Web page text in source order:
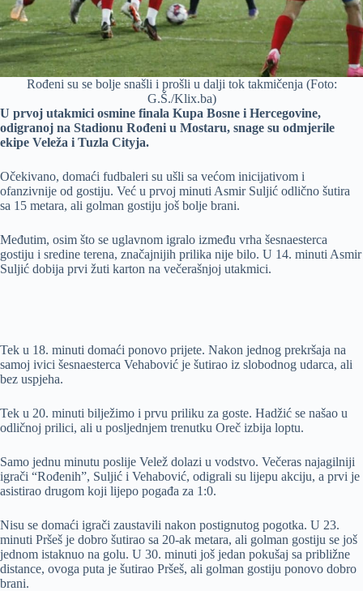
Rođeni su se bolje snašli i prošli u dalji tok takmičenja (Foto:
G.Š./Klix.ba)
U prvoj utakmici osmine finala Kupa Bosne i Hercegovine,
odigranoj na Stadionu Rođeni u Mostaru, snage su odmjerile
ekipe Veleža i Tuzla Cityja.
Očekivano, domaći fudbaleri su ušli sa većom inicijativom i
ofanzivnije od gostiju. Već u prvoj minuti Asmir Suljić odlično šutira
sa 15 metara, ali golman gostiju još bolje brani.
Međutim, osim što se uglavnom igralo između vrha šesnaesterca
gostiju i sredine terena, značajnijih prilika nije bilo. U 14. minuti Asmir
Suljić dobija prvi žuti karton na večerašnjoj utakmici.
Tek u 18. minuti domaći ponovo prijete. Nakon jednog prekršaja na
samoj ivici šesnaesterca Vehabović je šutirao iz slobodnog udarca, ali
bez uspjeha.
Tek u 20. minuti bilježimo i prvu priliku za goste. Hadžić se našao u
odličnoj prilici, ali u posljednjem trenutku Oreč izbija loptu.
Samo jednu minutu poslije Velež dolazi u vodstvo. Večeras najagilniji
igrači “Rođenih”, Suljić i Vehabović, odigrali su lijepu akciju, a prvi je
asistirao drugom koji lijepo pogađa za 1:0.
Nisu se domaći igrači zaustavili nakon postignutog pogotka. U 23.
minuti Pršeš je dobro šutirao sa 20-ak metara, ali golman gostiju se još
jednom istaknuo na golu. U 30. minuti još jedan pokušaj sa približne
distance, ovoga puta je šutirao Pršeš, ali golman gostiju ponovo dobro
brani.